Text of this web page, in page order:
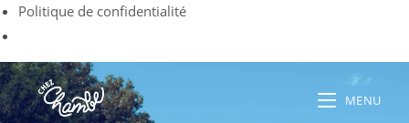
Politique de confidentialité
MENU